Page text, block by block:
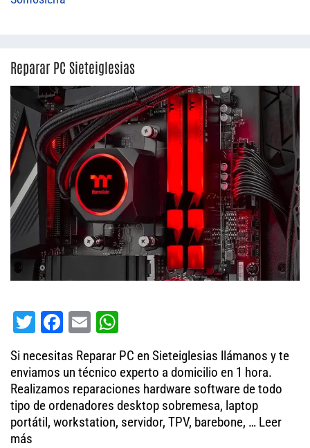
Reparar PC Sieteiglesias
T
tt
er
Fa
ce
bo
ok
E
ail
ha
ts
A
pp
Si necesitas Reparar PC en Sieteiglesias llámanos y te
enviamos un técnico experto a domicilio en 1 hora.
Realizamos reparaciones hardware software de todo
tipo de ordenadores desktop sobremesa, laptop
portátil, workstation, servidor, TPV, barebone, … Leer
más